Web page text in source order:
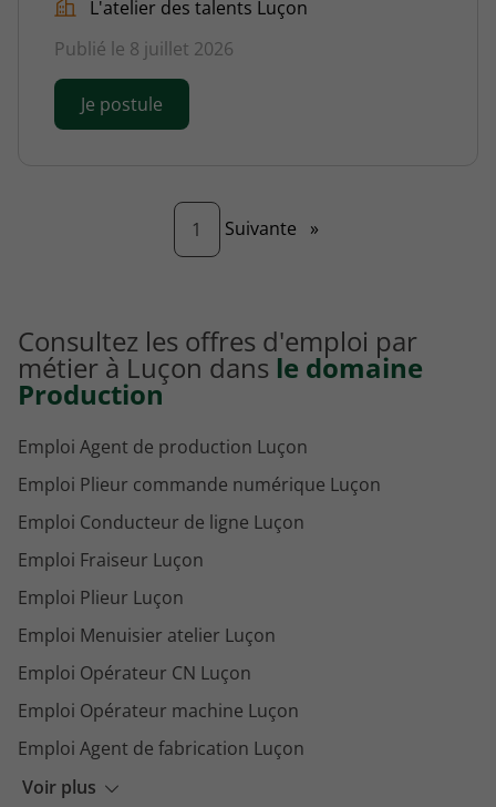
L'atelier des talents Luçon
Publié le 8 juillet 2026
Je postule
1 Page
Suivante »
Consultez les offres d'emploi par
métier à Luçon dans le domaine
Production
Voir plus
Emploi Agent de production Luçon
Emploi Plieur commande numérique Luçon
Emploi Conducteur de ligne Luçon
Emploi Fraiseur Luçon
Emploi Plieur Luçon
Emploi Menuisier atelier Luçon
Emploi Opérateur CN Luçon
Emploi Opérateur machine Luçon
Emploi Agent de fabrication Luçon
Emploi Outilleur Luçon